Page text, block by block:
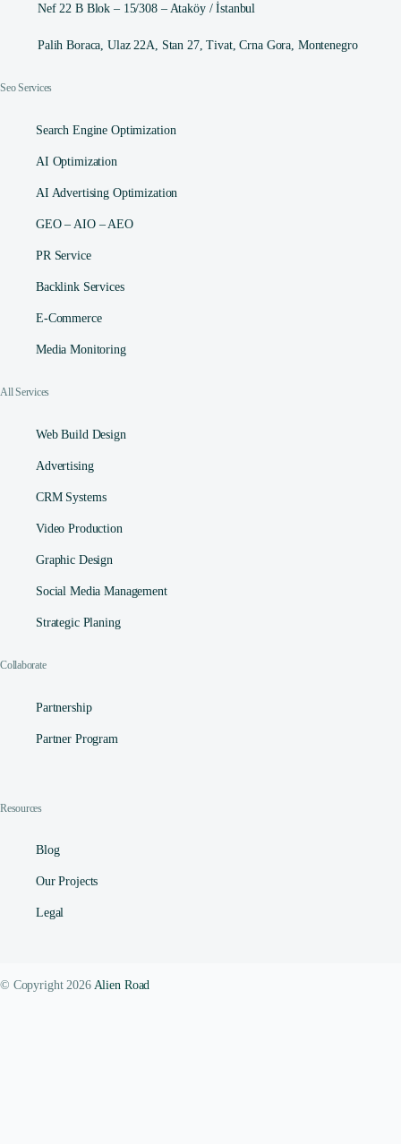
Nef 22 B Blok – 15/308 – Ataköy / İstanbul
Palih Boraca, Ulaz 22A, Stan 27, Tivat, Crna Gora, Montenegro
Seo Services
Search Engine Optimization
AI Optimization
AI Advertising Optimization
GEO – AIO – AEO
PR Service
Backlink Services
E-Commerce
Media Monitoring
All Services
Web Build Design
Advertising
CRM Systems
Video Production
Graphic Design
Social Media Management​
Strategic Planing
Collaborate
Partnership
Partner Program
Resources
Blog
Our Projects
Legal
© Copyright 2026 Alien Road